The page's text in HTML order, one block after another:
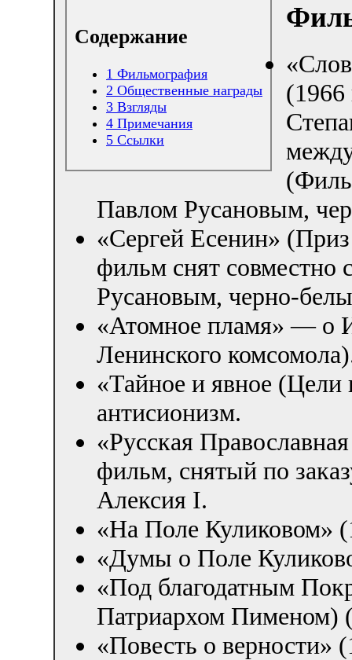
Содержание
1 Фильмография
2 Общественные награды
3 Взгляды
4 Примечания
5 Ссылки
Павлом Русановым,
«Сергей Есенин»
фильм снят совместно
Русановым, черно-
«Атомное пламя» — о
Ленинского
«Тайное и явное
антисионизм.
«Русская
фильм, снятый по
Алексия I.
«На Поле Куликовом»
«Думы о Поле
«Под благодатным
Патриархом Пименом)
«Повесть о верности»